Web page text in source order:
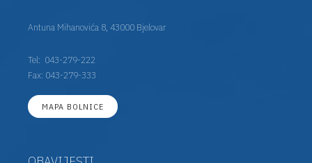
Antuna Mihanovića 8, 43000 Bjelovar
Tel: 043-279-222
Fax: 043-279-333
MAPA BOLNICE